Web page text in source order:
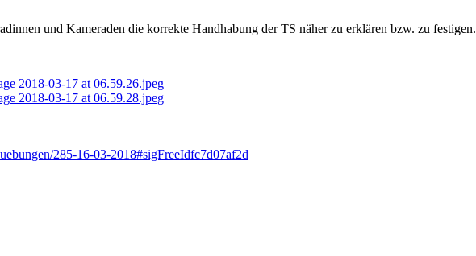
und Kameraden die korrekte Handhabung der TS näher zu erklären bzw. zu festigen.
285-16-03-2018#sigFreeIdfc7d07af2d